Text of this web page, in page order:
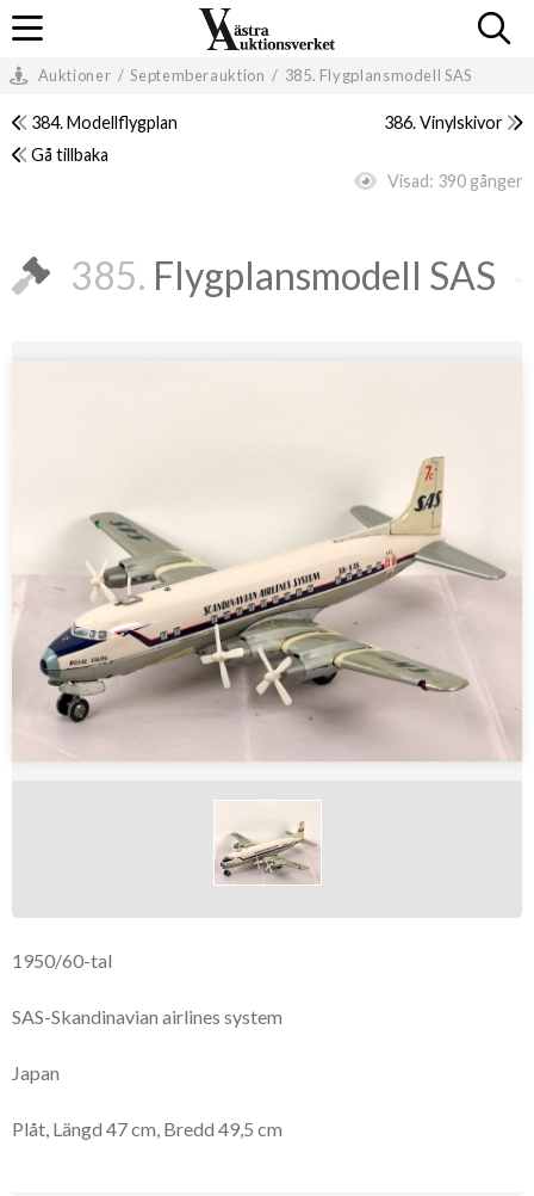
Auktioner / Septemberauktion / 385. Flygplansmodell SAS
384. Modellflygplan
386. Vinylskivor
Gå tillbaka
Visad: 390 gånger
385. Flygplansmodell SAS
1950/60-tal
SAS-Skandinavian airlines system
Japan
Plåt, Längd 47 cm, Bredd 49,5 cm